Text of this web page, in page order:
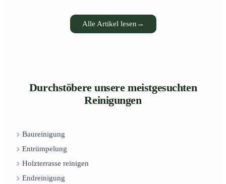
Alle Artikel lesen →
Durchstöbere unsere meistgesuchten
Reinigungen
Baureinigung
Entrümpelung
Holzterrasse reinigen
Endreinigung